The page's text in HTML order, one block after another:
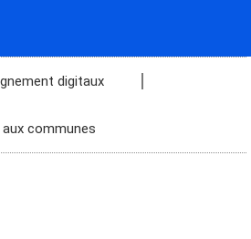
digitaux
communes